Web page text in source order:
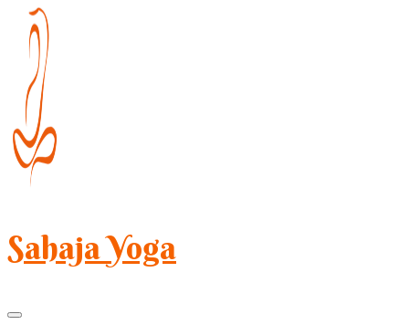
Salta
contenuto
(premi
Invio)
Sahaja Yoga